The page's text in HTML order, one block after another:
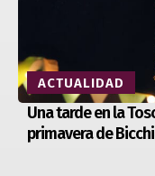
ACTUALIDAD
Una tarde en la
primavera de